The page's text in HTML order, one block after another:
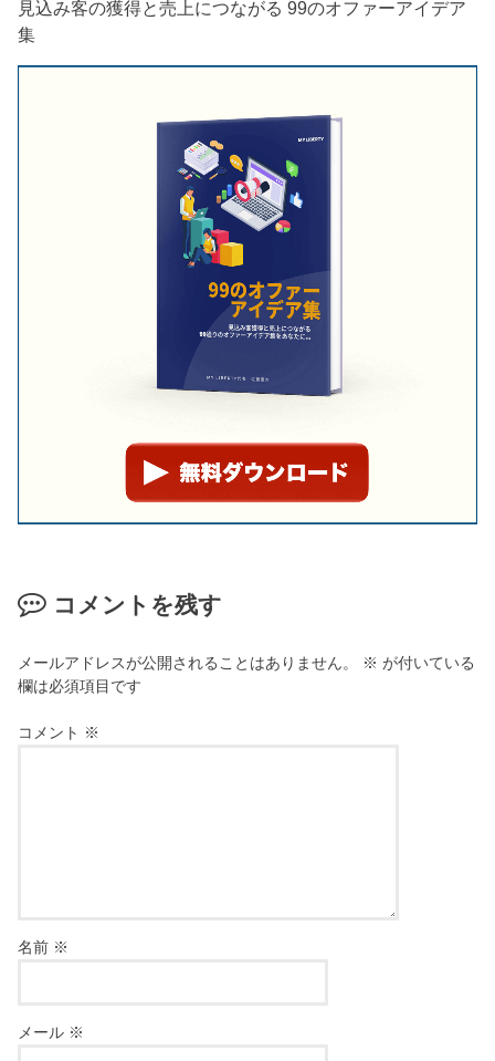
見込み客の獲得と売上につながる 99のオファーアイデア
集
コメントを残す
メールアドレスが公開されることはありません。 ※ が付いている
欄は必須項目です
コメント ※
名前 ※
メール ※